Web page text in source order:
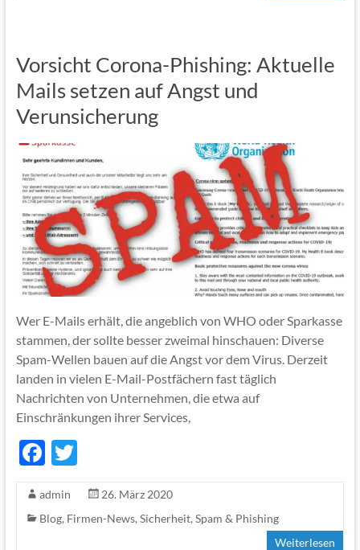
k
Vorsicht Corona-Phishing: Aktuelle
Mails setzen auf Angst und
Verunsicherung
Wer E-Mails erhält, die angeblich von WHO oder Sparkasse
stammen, der sollte besser zweimal hinschauen: Diverse
Spam-Wellen bauen auf die Angst vor dem Virus. Derzeit
landen in vielen E-Mail-Postfächern fast täglich
Nachrichten von Unternehmen, die etwa auf
Einschränkungen ihrer Services,
F
e
b
T
itt
er
admin
26. März 2020
Blog, Firmen-News, Sicherheit, Spam & Phishing
Weiterlesen